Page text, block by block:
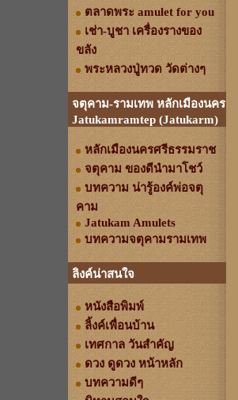
ตลาดพระ amulet for you
เช่า-บูชา เครื่องรางของ
ขลัง
พระหลวงปู่ทวด วัดต่างๆ
จตุคาม-รามเทพ หลักเมืองนคร
Jatukamramtep (Jatukarm)
หลักเมืองนครศรีธรรมราช
จตุคาม ของดีนำมาโชว์
บทความ น่ารู้องค์พ่อจตุ
คาม
Jatukam Amulets
บทความจตุคามรามเทพ
ลิงค์น่าสนใจ
หนังสือพิมพ์
ลิ้งค์เพื่อนบ้าน
เทศกาล วันสำคัญ
ดวง ดูดวง หน้าหลัก
บทความดีๆ